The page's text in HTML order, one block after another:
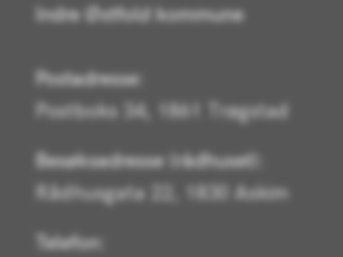
Indre Østfold kommune
Postadresse:
Postboks 34, 1861 Trøgstad
Besøksadresse (rådhuset):
Rådhusgata 22, 1830 Askim
Telefon: